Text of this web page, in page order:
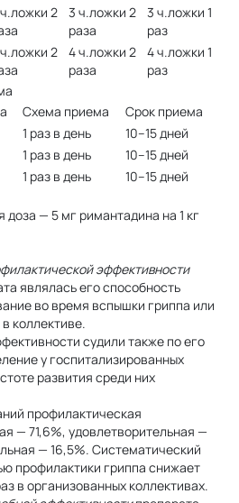
2
3 ч.ложки 2
раза
3 ч.ложки 1
раз
2
4 ч.ложки 2
раза
4 ч.ложки 1
раз
Схема приема
Срок приема
1 раз в день
10–15 дней
1 раз в день
10–15 дней
1 раз в день
10–15 дней
— 5 мг римантадина на 1 кг
эффективности
являлась его способность
во время вспышки гриппа или
коллективе.
судили также по его
у госпитализированных
развития среди них
профилактическая
— 71,6%, удовлетворительная —
— 16,5%. Систематический
профилактики гриппа снижает
в организованных коллективах.